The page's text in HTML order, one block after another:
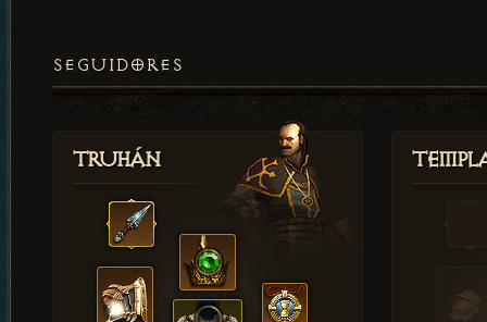
SEGUIDORES
Truhán